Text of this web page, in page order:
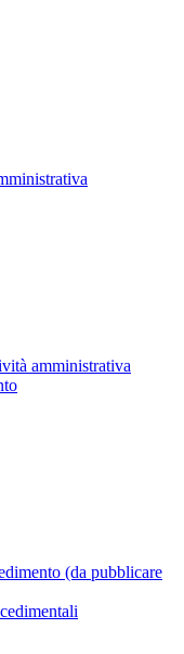
amministrativa
(da pubblicare